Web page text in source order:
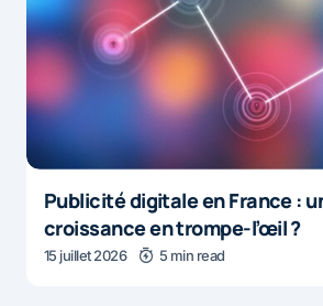
Publicité digitale en France :
croissance en trompe-l’œil ?
15 juillet 2026 5 min read